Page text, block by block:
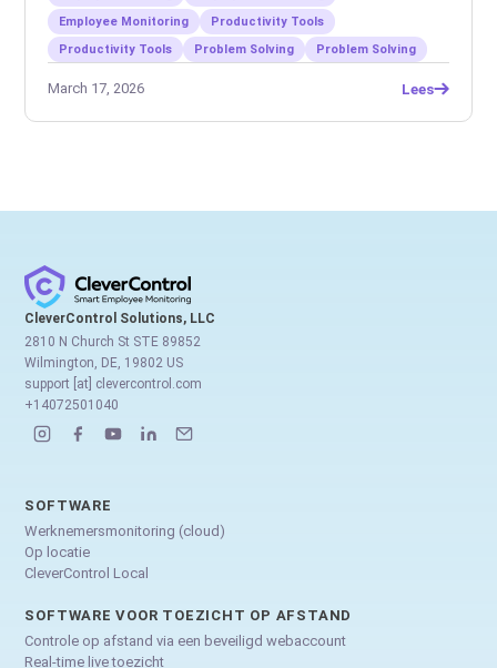
Employee Monitoring
Productivity Tools
Productivity Tools
Problem Solving Problem Solving
March 17, 2026 Lees
CleverControl Solutions, LLC
2810 N Church St STE 89852
Wilmington, DE, 19802 US
support [at] clevercontrol.com
+14072501040
SOFTWARE
Werknemersmonitoring (cloud)
Op locatie
CleverControl Local
SOFTWARE VOOR TOEZICHT OP AFSTAND
Controle op afstand via een beveiligd webaccount
Real-time live toezicht